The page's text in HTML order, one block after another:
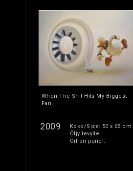
When The Shit Hits My Biggest
Fan
2009
Koko/Size: 50 x 65 cm.
Öljy levylle.
Oil on panel.